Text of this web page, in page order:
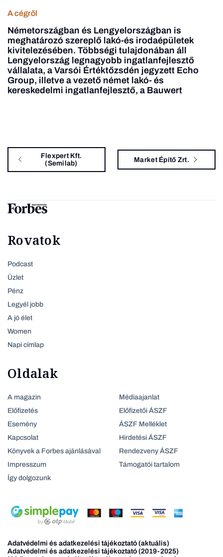
A cégről
Németországban és Lengyelországban is
meghatározó szereplő lakó-és irodaépületek
kivitelezésében. Többségi tulajdonában áll
Lengyelország legnagyobb ingatlanfejlesztő
vállalata, a Varsói Értéktőzsdén jegyzett Echo
Group, illetve a vezető német lakó- és
kereskedelmi ingatlanfejlesztő, a Bauwert
Flexpert Kft.
(Semilab)
Market Építő Zrt.
Rovatok
Podcast
Üzlet
Pénz
Legyél jobb
A jó élet
Women
Napi címlap
Oldalak
A magazin
Előfizetés
Esemény
Kapcsolat
Könyvek a Forbes ajánlásával
Impresszum
Így dolgozunk
Médiaajanlat
Előfizetői ÁSZF
ÁSZF Melléklet
Hirdetési ÁSZF
Rendezveny ÁSZF
Támogatói tartalom
Adatvédelmi és adatkezelési tájékoztató (aktuális)
Adatvédelmi és adatkezelési tájékoztató (2019-2025)